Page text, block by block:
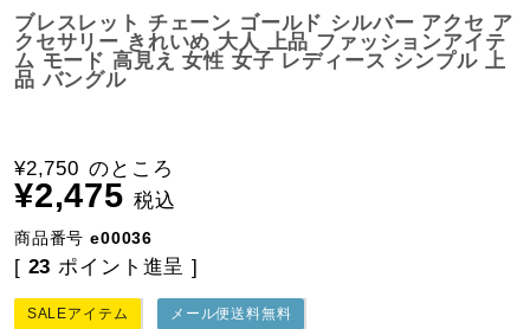
ブレスレット チェーン ゴールド シルバー アクセ ア
クセサリー きれいめ 大人 上品 ファッションアイテ
ム モード 高見え 女性 女子 レディース シンプル 上
品 バングル
¥2,750 のところ
¥2,475 税込
商品番号 e00036
[ 23 ポイント進呈 ]
SALEアイテム メール便送料無料